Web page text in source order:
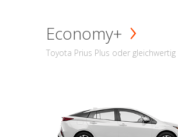
Economy+
Toyota Prius Plus oder gleichwertig